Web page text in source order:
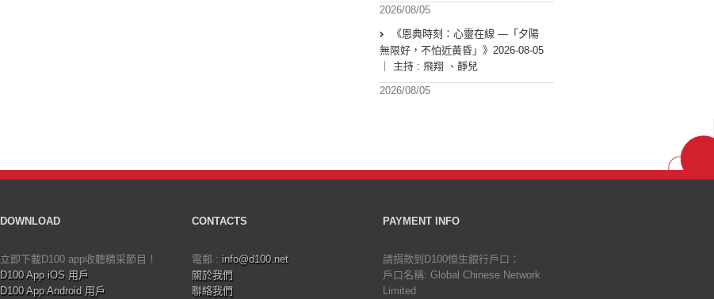
2026/08/05
《恩典時刻：心靈在線 —「夕陽
無限好，不怕近黃昏」》2026-08-05
｜ 主持 : 飛翔 、靜兒
2026/08/05
DOWNLOAD
立即下載D100 app收聽精采節目！
D100 App iOS 用戶
D100 App Android 用戶
CONTACTS
電郵 : info@d100.net
關於我們
聯絡我們
PAYMENT INFO
請捐款到D100恒生銀行戶口：
戶口名稱: Global Chinese Network
Limited